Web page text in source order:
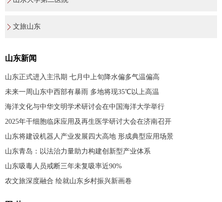
文旅山东
山东新闻
山东正式进入主汛期 七月中上旬降水偏多气温偏高
未来一周山东中西部有暴雨 多地将现35℃以上高温
海洋文化与中华文明学术研讨会在中国海洋大学举行
2025年干细胞临床应用及再生医学研讨大会在济南召开
山东将建设机器人产业发展四大高地 形成典型应用场景
山东青岛：以法治力量助力构建创新型产业体系
山东吸毒人员戒断三年未复吸率近90%
农文旅深度融合 绘就山东乡村振兴新画卷